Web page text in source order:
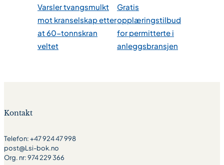
Varsler tvangsmulkt
mot kranselskap etter
at 60-tonnskran
veltet
Gratis
opplæringstilbud
for permitterte i
anleggsbransjen
Kontakt
Telefon: +47 924 47 998
post@Lsi-bok.no
Org. nr: 974 229 366